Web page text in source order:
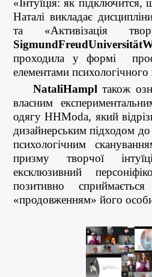
«Інтуїція: як підключится,
Наталі викладає
та «Активізація
проходила у формі
елементами
NataliHampl також
власним
одягу HHModa, який
дизайнерським підходом
психологічним
призму творчої
ексклюзивний
позитивно
«продовженням» його